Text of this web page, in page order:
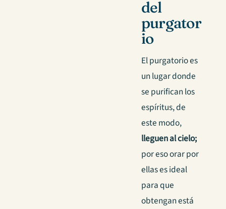
del
purgator
io
El purgatorio es
un lugar donde
se purifican los
espíritus, de
este modo,
lleguen al cielo;
por eso orar por
ellas es ideal
para que
obtengan está